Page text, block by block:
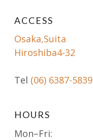
ACCESS
Osaka,Suita
Hiroshiba4-32
Tel (06) 6387-5839
HOURS
Mon–Fri: